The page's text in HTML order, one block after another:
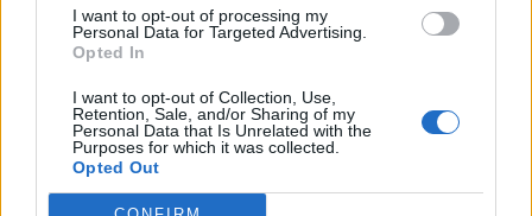
I want to opt-out of processing my
Personal Data for Targeted Advertising.
Opted In
I want to opt-out of Collection, Use,
Retention, Sale, and/or Sharing of my
Personal Data that Is Unrelated with the
Purposes for which it was collected.
Opted Out
Redazione Fantacalcio.it
Leggi anche...
Calciomercato Fiorentina: Beltran via, le